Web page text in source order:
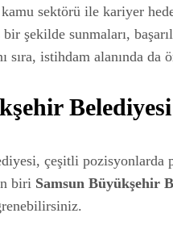
sektörü ile kariyer
şekilde sunmaları,
sıra, istihdam alanında da
çeşitli pozisyonlarda
biri Samsun Büyükşehir